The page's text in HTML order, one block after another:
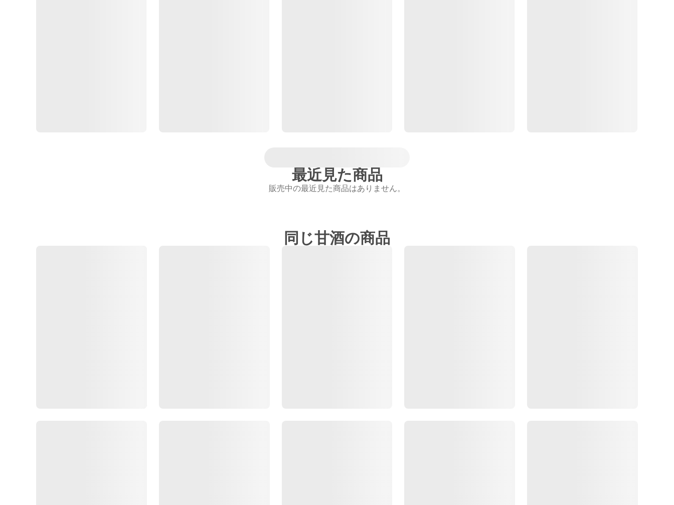
最近見た商品
販売中の最近見た商品はありません。
同じ甘酒の商品